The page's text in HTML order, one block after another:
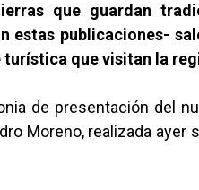
que guardan
estas publicaciones-
que visitan la
de presentación del
Moreno, realizada ayer